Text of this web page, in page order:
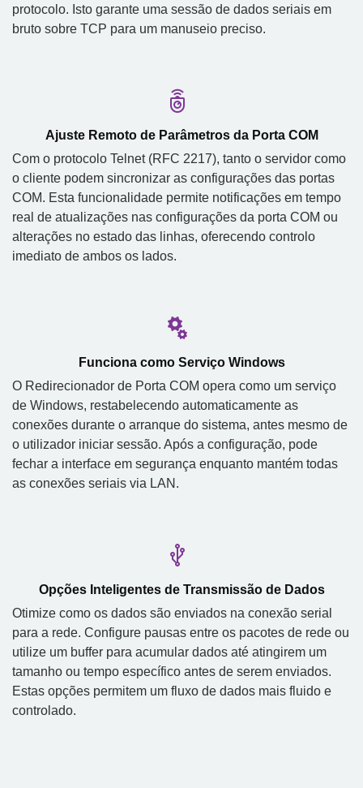
protocolo. Isto garante uma sessão de dados seriais em
bruto sobre TCP para um manuseio preciso.
Ajuste Remoto de Parâmetros da Porta COM
Com o protocolo Telnet (RFC 2217), tanto o servidor como
o cliente podem sincronizar as configurações das portas
COM. Esta funcionalidade permite notificações em tempo
real de atualizações nas configurações da porta COM ou
alterações no estado das linhas, oferecendo controlo
imediato de ambos os lados.
Funciona como Serviço Windows
O Redirecionador de Porta COM opera como um serviço
de Windows, restabelecendo automaticamente as
conexões durante o arranque do sistema, antes mesmo de
o utilizador iniciar sessão. Após a configuração, pode
fechar a interface em segurança enquanto mantém todas
as conexões seriais via LAN.
Opções Inteligentes de Transmissão de Dados
Otimize como os dados são enviados na conexão serial
para a rede. Configure pausas entre os pacotes de rede ou
utilize um buffer para acumular dados até atingirem um
tamanho ou tempo específico antes de serem enviados.
Estas opções permitem um fluxo de dados mais fluido e
controlado.